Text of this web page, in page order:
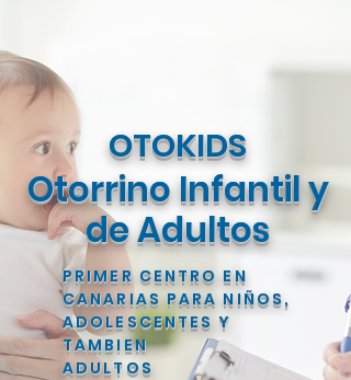
OTOKIDS
Otorrino Infantil y
de Adultos
PRIMER CENTRO EN
CANARIAS PARA NIÑOS,
ADOLESCENTES Y
TAMBIEN
ADULTOS